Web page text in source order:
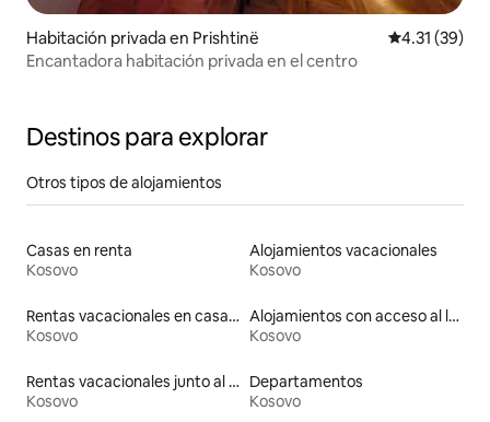
Habitación privada en Prishtinë Calificación
4.31 (39)
Encantadora habitación privada en el centro
Destinos para explorar
Otros tipos de alojamientos
Casas en renta
Kosovo
Alojamientos vacacionales
Kosovo
Rentas vacacionales en casas de huéspedes
Kosovo
Alojamientos con acceso al lago
Kosovo
Rentas vacacionales junto al agua
Kosovo
Departamentos
Kosovo